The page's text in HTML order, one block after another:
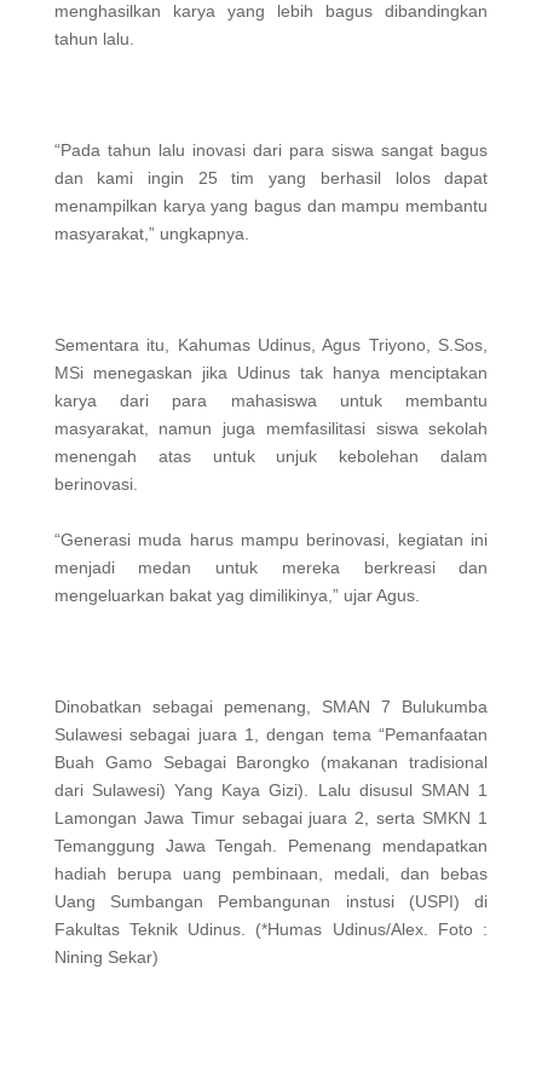
menghasilkan karya yang lebih bagus dibandingkan
tahun lalu.
“Pada tahun lalu inovasi dari para siswa sangat bagus
dan kami ingin 25 tim yang berhasil lolos dapat
menampilkan karya yang bagus dan mampu membantu
masyarakat,” ungkapnya.
Sementara itu, Kahumas Udinus, Agus Triyono, S.Sos,
MSi menegaskan jika Udinus tak hanya menciptakan
karya dari para mahasiswa untuk membantu
masyarakat, namun juga memfasilitasi siswa sekolah
menengah atas untuk unjuk kebolehan dalam
berinovasi.
“Generasi muda harus mampu berinovasi, kegiatan ini
menjadi medan untuk mereka berkreasi dan
mengeluarkan bakat yag dimilikinya,” ujar Agus.
Dinobatkan sebagai pemenang, SMAN 7 Bulukumba
Sulawesi sebagai juara 1, dengan tema “Pemanfaatan
Buah Gamo Sebagai Barongko (makanan tradisional
dari Sulawesi) Yang Kaya Gizi). Lalu disusul SMAN 1
Lamongan Jawa Timur sebagai juara 2, serta SMKN 1
Temanggung Jawa Tengah. Pemenang mendapatkan
hadiah berupa uang pembinaan, medali, dan bebas
Uang Sumbangan Pembangunan instusi (USPI) di
Fakultas Teknik Udinus. (*Humas Udinus/Alex. Foto :
Nining Sekar)